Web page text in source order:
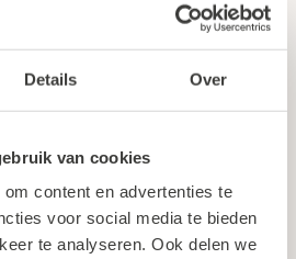
Details Over
van cookies
content en advertenties te
voor social media te bieden
te analyseren. Ook delen we